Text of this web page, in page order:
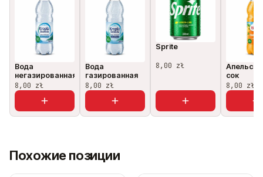
Вода
негазированная
8,00 zł
Вода
газированная
8,00 zł
Sprite
8,00 zł
сок
8,00 zł
Похожие позиции